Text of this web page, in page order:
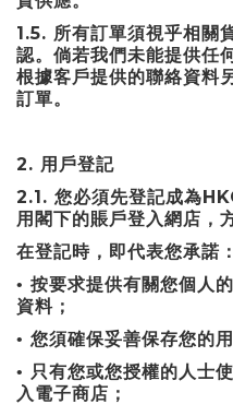
1.5. 所有訂單須視乎相關
認。倘若我們未能提供任
根據客戶提供的聯絡資料
訂單。
2. 用戶登記
2.1. 您必須先登記成為
用閣下的賬戶登入網店，
在登記時，即代表您承諾：
• 按要求提供有關您個人
資料；
• 您須確保妥善保存您的
• 只有您或您授權的人士
入電子商店；